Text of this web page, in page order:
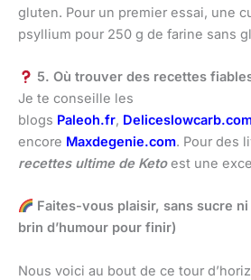
gluten. Pour un premier essai, une
psyllium pour 250 g de farine sans
5. Où trouver des recettes
Je te conseille les
blogs Paleoh.fr,
encore Maxdegenie.com. Pour des
recettes ultime de Ketoest une
Faites-vous plaisir, sans sucre
brin d’humour pour finir)
Nous voici au bout de ce tour